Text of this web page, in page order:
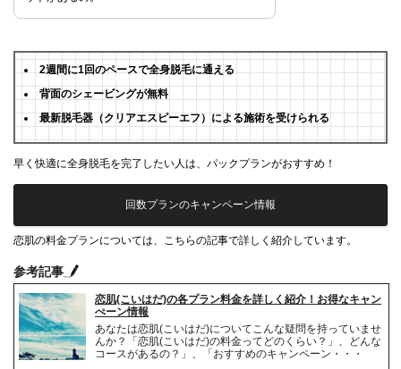
2週間に1回のペースで全身脱毛に通える
背面のシェービングが無料
最新脱毛器（クリアエスピーエフ）による施術を受けられる
早く快適に全身脱毛を完了したい人は、パックプランがおすすめ！
回数プランのキャンペーン情報
恋肌の料金プランについては、こちらの記事で詳しく紹介しています。
参考記事
恋肌(こいはだ)の各プラン料金を詳しく紹介！お得なキャン
ぺーン情報
あなたは恋肌(こいはだ)についてこんな疑問を持っていませ
んか？「恋肌(こいはだ)の料金ってどのくらい？」、どんな
コースがあるの？」、「おすすめのキャンペーン・・・